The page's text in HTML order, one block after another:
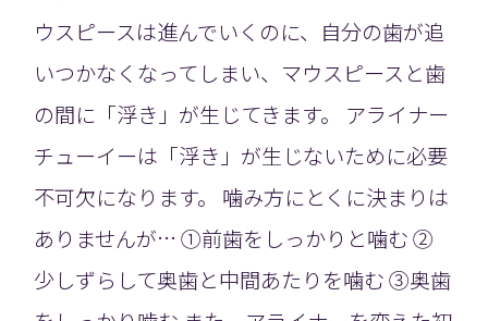
ウスピースは進んでいくのに、自分の歯が追
いつかなくなってしまい、マウスピースと歯
の間に「浮き」が生じてきます。 アライナー
チューイーは「浮き」が生じないために必要
不可欠になります。 噛み方にとくに決まりは
ありませんが… ①前歯をしっかりと噛む ②
少しずらして奥歯と中間あたりを噛む ③奥歯